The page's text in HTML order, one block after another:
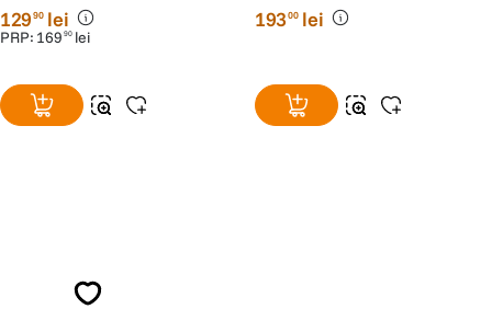
CP1500
12990 lei
PRP: 169 90 lei
19300 lei